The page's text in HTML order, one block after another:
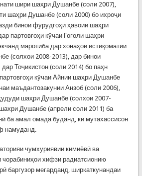
шири шаҳри Душанбе (соли 2007),
шаҳри Душанбе (соли 2000) бо ихроҷи
бинои фурудгоҳи ҳавоии шаҳри
партовгоҳи кӯчаи Гоголи шаҳри
маротиба дар хонаҳои истиқоматии
(солхои 2008-2013), дар бинои
Тоҷикистон (соли 2014) бо паҳн
кӯчаи Айнии шаҳри Душанбе
маъдантозакунии Анзоб (соли 2006),
шаҳри Душанбе (солхои 2007-
Душанбе (апрели соли 2011) ба
ба амал омада буданд, ки мутахассисон
намуданд.
чумхуриявии кимиёвӣ ва
хифзи радиатсионию
баргузор мегарданд, ширкаткунандаи